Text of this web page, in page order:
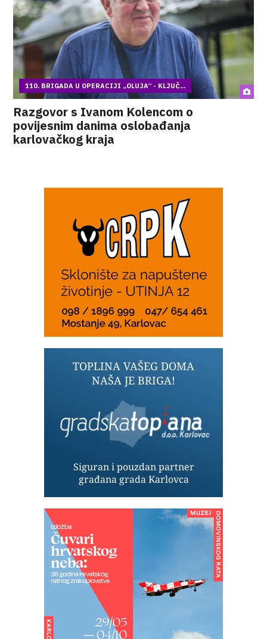
110. BRIGADA U OPERACIJI „OLUJA“ - KLJUČ...
Razgovor s Ivanom Kolencom o
povijesnim danima oslobađanja
karlovačkog kraja